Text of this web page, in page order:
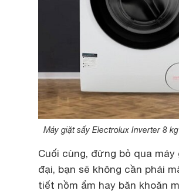
Máy giặt sấy Electrolux Inverter 8
Cuối cùng, đừng bỏ qua
đại, bạn sẽ không cần phải
tiết nồm ẩm hay băn khoăn